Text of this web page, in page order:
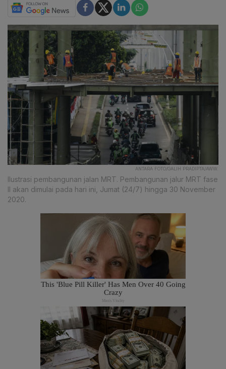
ANTARA FOTO/GALIH PRADIPTA/AWW.
Ilustrasi pembangunan jalan MRT. Pembangunan jalur MRT fase
II akan dimulai pada hari ini, Jumat (24/7) hingga 30 November
2020.